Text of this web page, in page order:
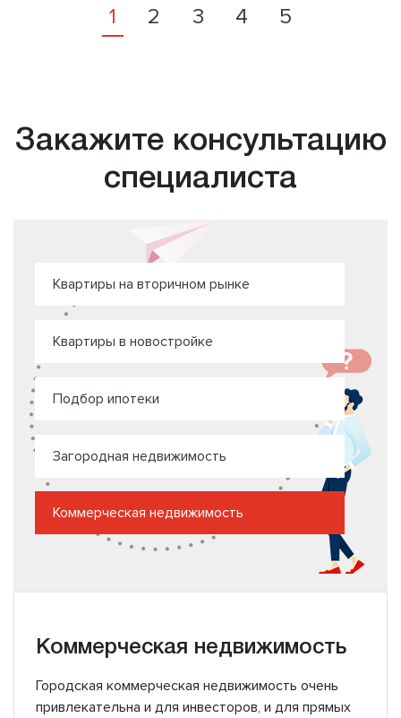
1 2 3 4 5
Закажите консультацию
специалиста
Квартиры на вторичном рынке
Квартиры в новостройке
Подбор ипотеки
Загородная недвижимость
Коммерческая недвижимость
Коммерческая недвижимость
Городская коммерческая недвижимость очень
привлекательна и для инвесторов, и для прямых